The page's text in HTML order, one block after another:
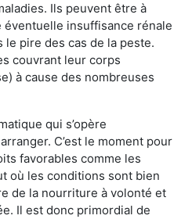
Ils peuvent être à
insuffisance rénale
le pire des cas de la peste.
couvrant leur corps
à cause des nombreuses
qui s’opère
C’est le moment pour
favorables comme les
où les conditions sont bien
de la nourriture à volonté et
Il est donc primordial de